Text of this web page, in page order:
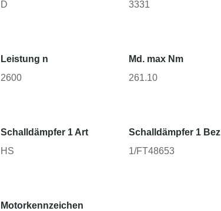
D
3331
Leistung n
2600
Md. max Nm
261.10
Schalldämpfer 1 Art
HS
Schalldämpfer 1 Bez
1/FT48653
Motorkennzeichen